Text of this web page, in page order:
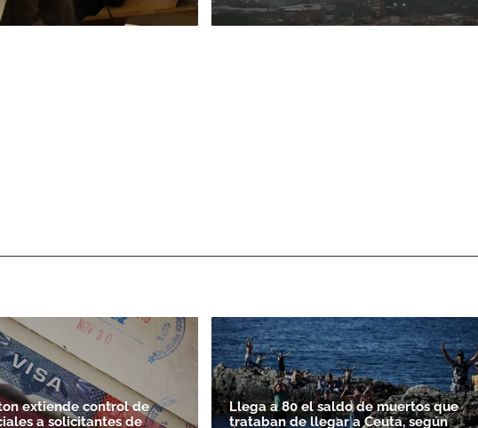
extiende control de
a solicitantes de
Llega a 80 el saldo de muertos que
trataban de llegar a Ceuta, según